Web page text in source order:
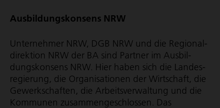
Ausbil­dungs­kon­sens NRW
Unternehmer NRW, DGB NRW und die Regio­nal­
di­rek­tion NRW der BA sind Partner im Ausbil­
dungs­kon­sens NRW. Hier haben sich die Landes­
re­gie­rung, die Organisationen der Wirtschaft, die
Gewerkschaften, die Arbeits­ver­wal­tung und die
Kommunen zusam­men­ge­schlossen. Das